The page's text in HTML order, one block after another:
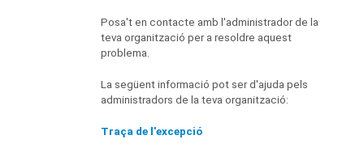
Posa't en contacte amb l'administrador de la
teva organització per a resoldre aquest
problema.
La següent informació pot ser d'ajuda pels
administradors de la teva organització:
Traça de l'excepció